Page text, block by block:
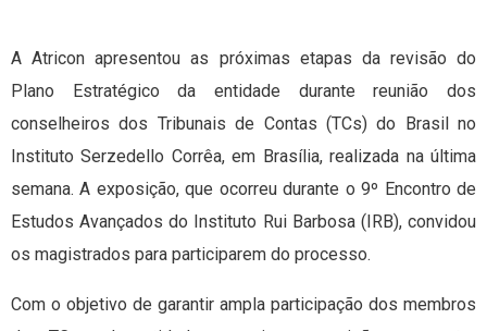
A Atricon apresentou as próximas etapas da revisão do
Plano Estratégico da entidade durante reunião dos
conselheiros dos Tribunais de Contas (TCs) do Brasil no
Instituto Serzedello Corrêa, em Brasília, realizada na última
semana. A exposição, que ocorreu durante o 9º Encontro de
Estudos Avançados do Instituto Rui Barbosa (IRB), convidou
os magistrados para participarem do processo.
Com o objetivo de garantir ampla participação dos membros